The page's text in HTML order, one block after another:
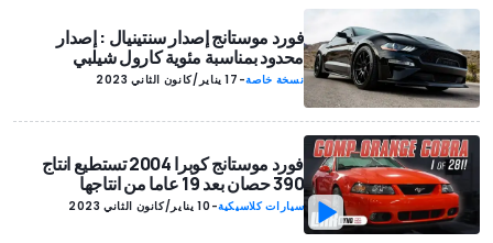
فورد موستانج إصدار سنتينيال : إصدار
محدود بمناسبة مئوية كارول شيلبي
نسخة خاصة- 17 يناير/كانون الثاني 2023
فورد موستانج كوبرا 2004 تستطيع انتاج
390 حصان بعد 19 عاما من انتاجها
سيارات كلاسيكية- 10 يناير/كانون الثاني 2023